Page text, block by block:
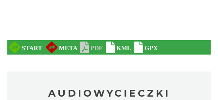
AUDIOWYCIECZKI